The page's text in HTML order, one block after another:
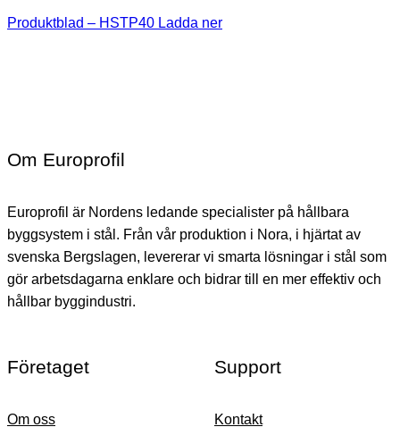
Produktblad – HSTP40 Ladda ner
Om Europrofil
Europrofil är Nordens ledande specialister på hållbara
byggsystem i stål. Från vår produktion i Nora, i hjärtat av
svenska Bergslagen, levererar vi smarta lösningar i stål som
gör arbetsdagarna enklare och bidrar till en mer effektiv och
hållbar byggindustri.
Företaget
Om oss
Support
Kontakt